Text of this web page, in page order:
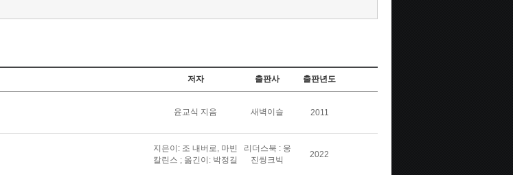
저자 출판사 출판년도
윤교식 지음 새벽이슬 2011
지은이: 조 내버로, 마빈
칼린스 ; 옮긴이: 박정길
리더스북 : 웅
진씽크빅
2022